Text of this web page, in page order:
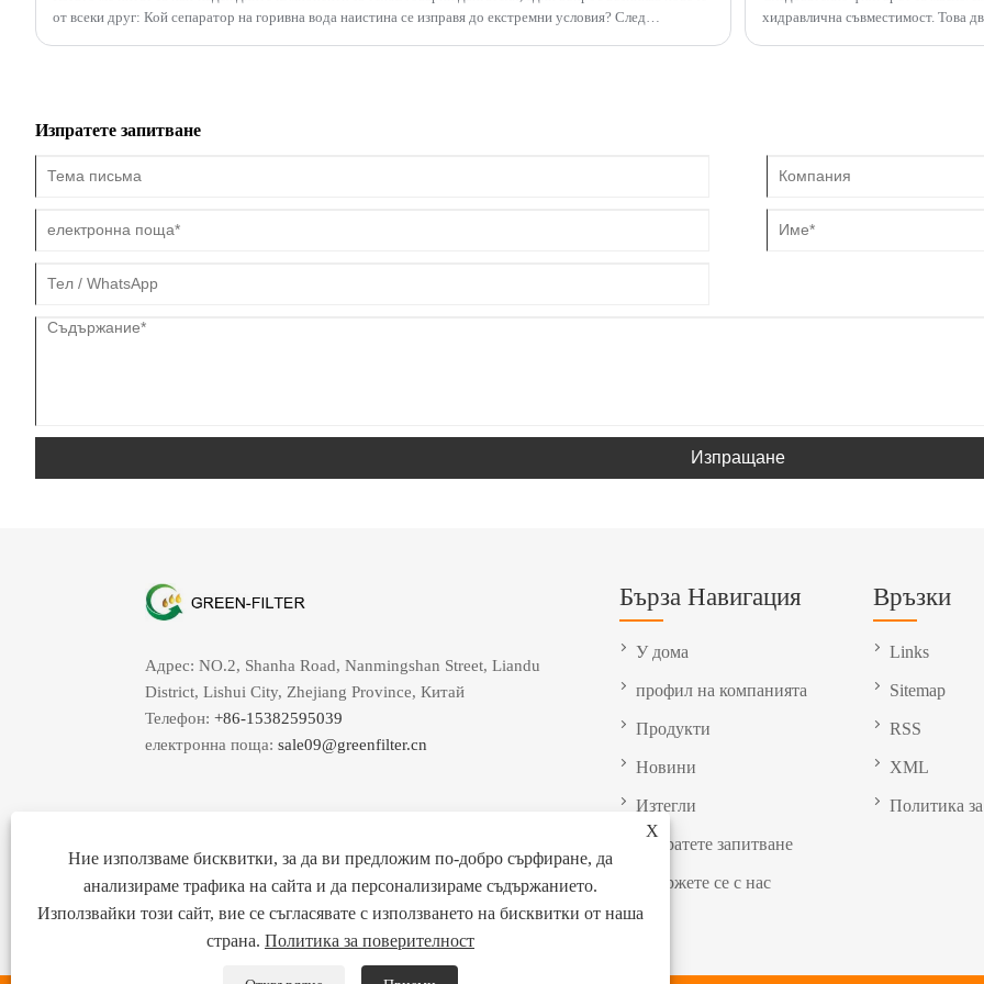
от всеки друг: Кой сепаратор на горивна вода наистина се изправя до екстремни условия? След
хидравлична съвместимост. Това
Изпратете запитване
Изпращане
X
Ние използваме бисквитки, за да ви предложим по-добро сърфиране, да
анализираме трафика на сайта и да персонализираме съдържанието.
Използвайки този сайт, вие се съгласявате с използването на бисквитки от наша
страна. Политика за поверителност
Адрес: NO.2, Shanha Road, Nanmingshan Street, Liandu
District, Lishui City, Zhejiang Province, Китай
Телефон: +86-15382595039
електронна поща: sale09@greenfilter.cn
Бърза Навигация
У дома
профил на компанията
Продукти
Новини
Изтегли
Изпратете запитване
Свържете се с нас
Връзки
Links
Sitemap
RSS
XML
Политика